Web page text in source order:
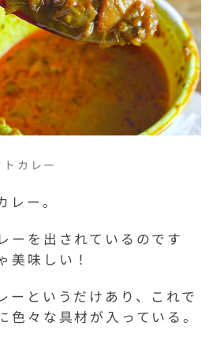
カレー
レー。
ーを出されているのです
美味しい！
ーというだけあり、これで
色々な具材が入っている。